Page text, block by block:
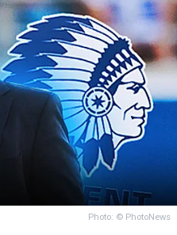
Photo: © PhotoNews